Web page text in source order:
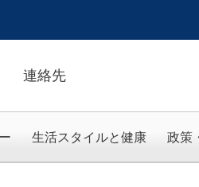
連絡先
生活スタイルと健康 政策